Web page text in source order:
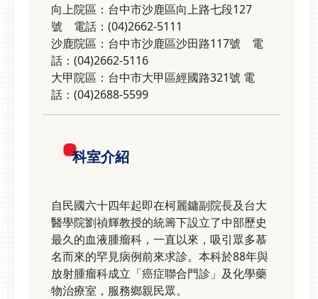
向上院區：台中市沙鹿區向上路七段127
號 電話：(04)2662-5111
沙鹿院區：台中市沙鹿區沙田路117號 電
話：(04)2662-5116
大甲院區：台中市大甲區經國路321號 電
話：(04)2688-5599
科室介紹
自民國六十四年起即在柯麗鏞副院長及台大
醫學院劉禎輝教授的統籌下設立了中部歷史
最久的血液腫瘤科，一直以來，吸引眾多慕
名而來的罕見病例前來求診。本科於88年與
放射腫瘤科成立「癌症聯合門診」及化學藥
物治療室，服務鄉親民眾。